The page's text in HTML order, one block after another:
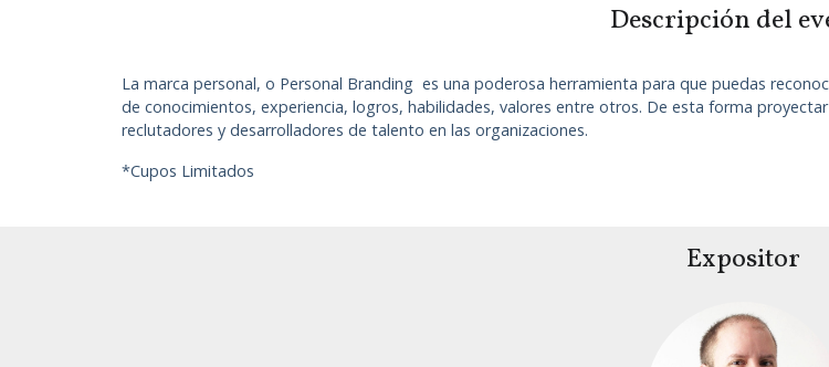
Descripción del
La marca personal, o Personal Branding es una poderosa herramienta para que puedas
de conocimientos, experiencia, logros, habilidades, valores entre otros. De esta forma
reclutadores y desarrolladores de talento en las organizaciones.
*Cupos Limitados
Expositor